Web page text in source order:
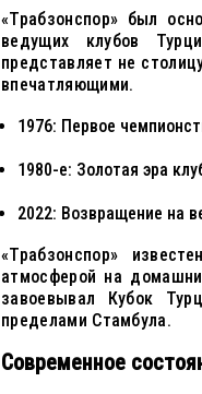
«Трабзонспор» был
ведущих клубов
представляет не
впечатляющими.
1976: Первое
1980-е: Золотая эра
2022: Возвращение на
«Трабзонспор»
атмосферой на
завоевывал Кубок
пределами Стамбула.
Современное